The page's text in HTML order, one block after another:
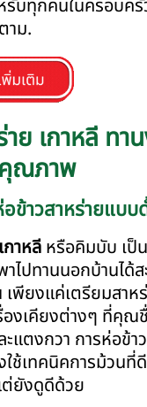
รับทุกคนในครอบครั
าม.
ย เกาหลี ทา
ณภาพ
ข้าวสาหร่ายแบบ
กาหลี หรือคิมบับ เป็
ไปทานนอกบ้านได้
พียงแค่เตรียมสา
องเคียงต่างๆ ที่คุณ
แตงกวา การห่อข้า
ช้เทคนิคการม้วนที่
ยังดูดีด้วย